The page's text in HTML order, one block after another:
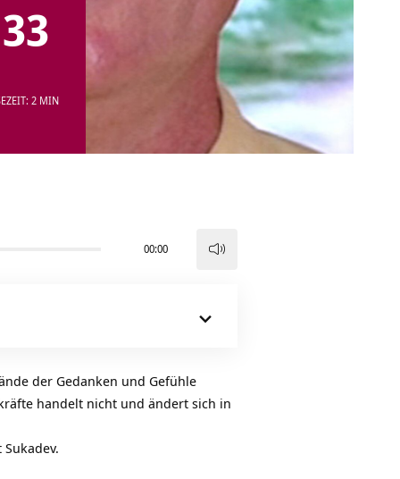
2 MIN
00:00
der Gedanken und Gefühle
handelt nicht und ändert sich in